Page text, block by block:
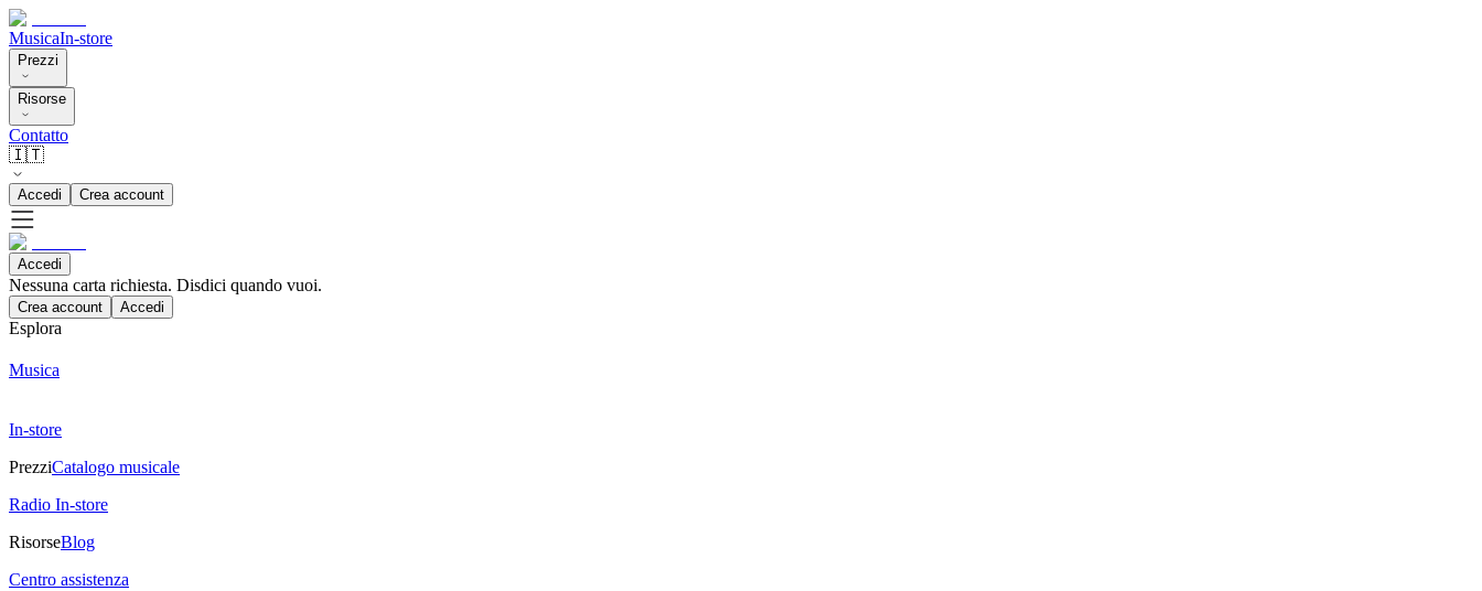
MusicaIn-store
Prezzi
Risorse
Contatto
🇮🇹
Accedi Crea account
Accedi
Nessuna carta richiesta. Disdici quando vuoi.
Crea account Accedi
Esplora
Musica
In-store
PrezziCatalogo musicale
Radio In-store
RisorseBlog
Centro assistenza